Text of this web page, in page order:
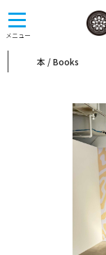
メニュー
toggle
navigation
本 / Books